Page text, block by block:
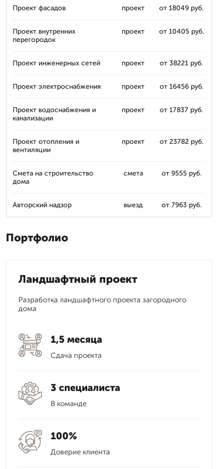
Проект фасадов проект от 18049 руб.
Проект внутренних
перегородок
проект от 10405 руб.
Проект инженерных сетей проект от 38221 руб.
Проект электроснабжения проект от 16456 руб.
Проект водоснабжения и
канализации
проект от 17837 руб.
Проект отопления и
вентиляции
проект от 23782 руб.
Смета на строительство
дома
смета от 9555 руб.
Авторский надзор выезд от 7963 руб.
Портфолио
Ландшафтный проект
Разработка ландшафтного проекта загородного
дома
1,5 месяца
Сдача проекта
3 специалиста
В команде
100%
Доверие клиента